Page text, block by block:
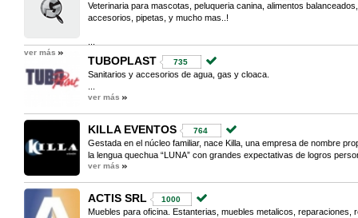
Veterinaria para mascotas, peluqueria canina, alimentos
accesorios, pipetas, y mucho mas..!
ver más
TUBOPLAST 735
Sanitarios y accesorios de agua, gas y cloaca.
ver más
KILLA EVENTOS 764
Gestada en el núcleo familiar, nace Killa, una empresa de nombre
la lengua quechua “LUNA” con grandes expectativas de logros
ver más
ACTIS SRL 1000
Muebles para oficina. Estanterias, muebles metalicos, reparaciones,